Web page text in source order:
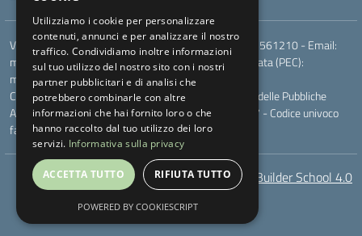
Via Berardi,9 - 75018 Stigliano (MT) - Telefono:0835561210- Email:
mtic81100r@istruzione.it- Posta elettronica certificata (PEC):
mtic81100r@pec.istruzione.it
Codice meccanografico: MTIC81100R - Codice Indice delle Pubbliche
Amministrazioni (IPA): - Codice fiscale 83000230777 - Codice univoco
fatturazione elettronica (CUF): UFXQO3
AcceBuilder School 4.0
Utilizziamo i cookie per personalizzare
contenuti, annunci e per analizzare il nostro
traffico. Condividiamo inoltre informazioni
sul tuo utilizzo del nostro sito con i nostri
partner pubblicitari e di analisi che
potrebbero combinarle con altre
informazioni che hai fornito loro o che
hanno raccolto dal tuo utilizzo dei loro
servizi. Informativa sulla privacy
ACCETTA TUTTO RIFIUTA TUTTO
POWERED BY COOKIESCRIPT